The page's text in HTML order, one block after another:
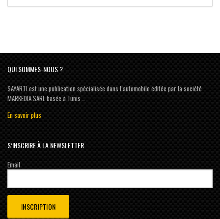
QUI SOMMES-NOUS ?
SAYARTI est une publication spécialisée dans l’automobile éditée par la société
MARKEDIA SARL basée à Tunis …
En savoir plus
S’INSCRIRE À LA NEWSLETTER
Email